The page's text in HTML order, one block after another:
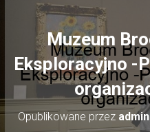
Muzeum
Eksploracyjno -
Opublikowane przez admin